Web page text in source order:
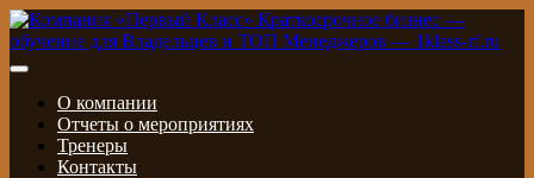
О компании
Отчеты о мероприятиях
Тренеры
Контакты